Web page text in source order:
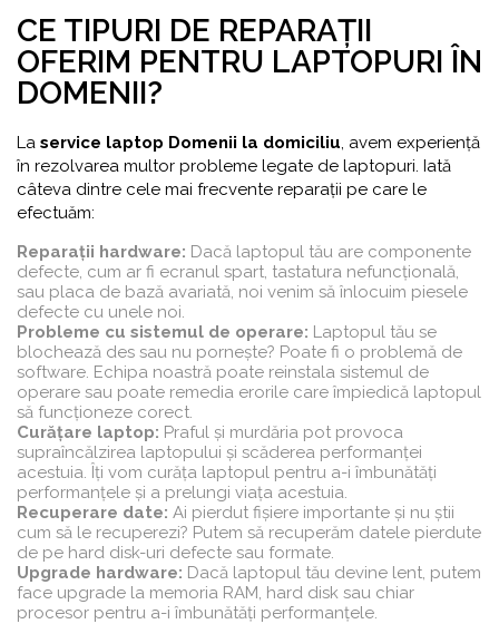
CE TIPURI DE REPARAȚII
OFERIM PENTRU LAPTOPURI ÎN
DOMENII?
La service laptop Domenii la domiciliu, avem experiență
în rezolvarea multor probleme legate de laptopuri. Iată
câteva dintre cele mai frecvente reparații pe care le
efectuăm:
Reparații hardware: Dacă laptopul tău are componente
defecte, cum ar fi ecranul spart, tastatura nefuncțională,
sau placa de bază avariată, noi venim să înlocuim piesele
defecte cu unele noi.
Probleme cu sistemul de operare: Laptopul tău se
blochează des sau nu pornește? Poate fi o problemă de
software. Echipa noastră poate reinstala sistemul de
operare sau poate remedia erorile care împiedică laptopul
să funcționeze corect.
Curățare laptop: Praful și murdăria pot provoca
supraîncălzirea laptopului și scăderea performanței
acestuia. Îți vom curăța laptopul pentru a-i îmbunătăți
performanțele și a prelungi viața acestuia.
Recuperare date: Ai pierdut fișiere importante și nu știi
cum să le recuperezi? Putem să recuperăm datele pierdute
de pe hard disk-uri defecte sau formate.
Upgrade hardware: Dacă laptopul tău devine lent, putem
face upgrade la memoria RAM, hard disk sau chiar
procesor pentru a-i îmbunătăți performanțele.